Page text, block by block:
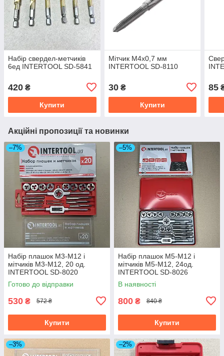
Набір свердел-метчиків
6ед INTERTOOL SD-5841
420 ₴
Купити
Мітчик M4x0,7 мм
INTERTOOL SD-8110
30₴
Купити
85
Акційні пропозиції та новинки
–7%
Набір плашок M3-M12 і
мітчиків M3-M12, 20 од.
INTERTOOL SD-8020
Готово до відправки
530 ₴ 572 ₴
Купити
–5%
Набір плашок M5-M12 і
мітчиків M5-M12, 24од.
INTERTOOL SD-8026
В наявності
800 ₴ 840 ₴
Купити
–3% –2%